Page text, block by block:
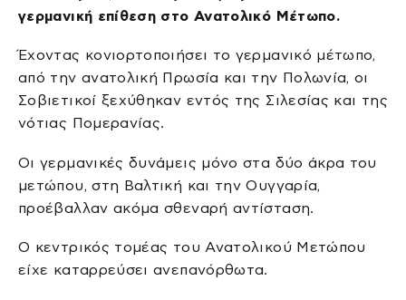
γερμανική επίθεση στο Ανατολικό Μέτωπο.
Έχοντας κονιορτοποιήσει το γερμανικό μέτωπο,
από την ανατολική Πρωσία και την Πολωνία, οι
Σοβιετικοί ξεχύθηκαν εντός της Σιλεσίας και της
νότιας Πομερανίας.
Οι γερμανικές δυνάμεις μόνο στα δύο άκρα του
μετώπου, στη Βαλτική και την Ουγγαρία,
προέβαλλαν ακόμα σθεναρή αντίσταση.
Ο κεντρικός τομέας του Ανατολικού Μετώπου
είχε καταρρεύσει ανεπανόρθωτα.